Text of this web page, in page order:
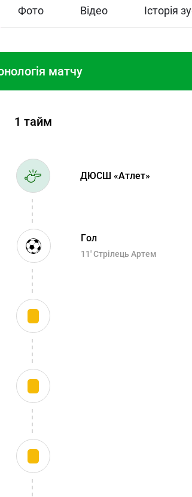
Фото Відео Історія
матчу
1 тайм
ДЮСШ «Атлет»
Гол
11'Стрілець Артем